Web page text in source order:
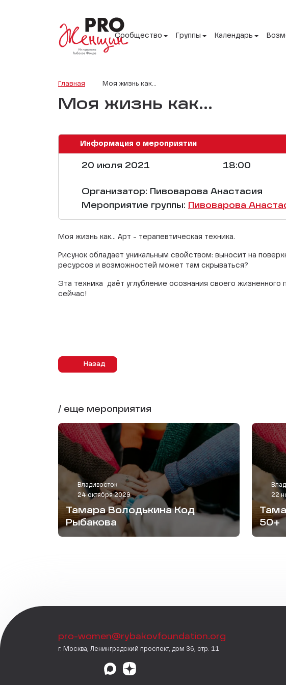
Сообщество Группы Календарь
Главная Моя жизнь как...
Моя жизнь как...
Информация о мероприятии
20 июля 2021 18:00
Организатор: Пивоварова Анастасия
Мероприятие группы: Пивоварова
Моя жизнь как... Арт - терапевтическая техника.
Рисунок обладает уникальным свойством: выносит на
ресурсов и возможностей может там скрываться?
Эта техника даёт углубление осознания своего
сейчас!
Назад
/ еще мероприятия
Владивосток
24 октября 2029
Тамара Володькина Код
Рыбакова
22
50+
pro-women@rybakovfoundation.org
г. Москва, Ленинградский проспект, дом 36, стр. 11